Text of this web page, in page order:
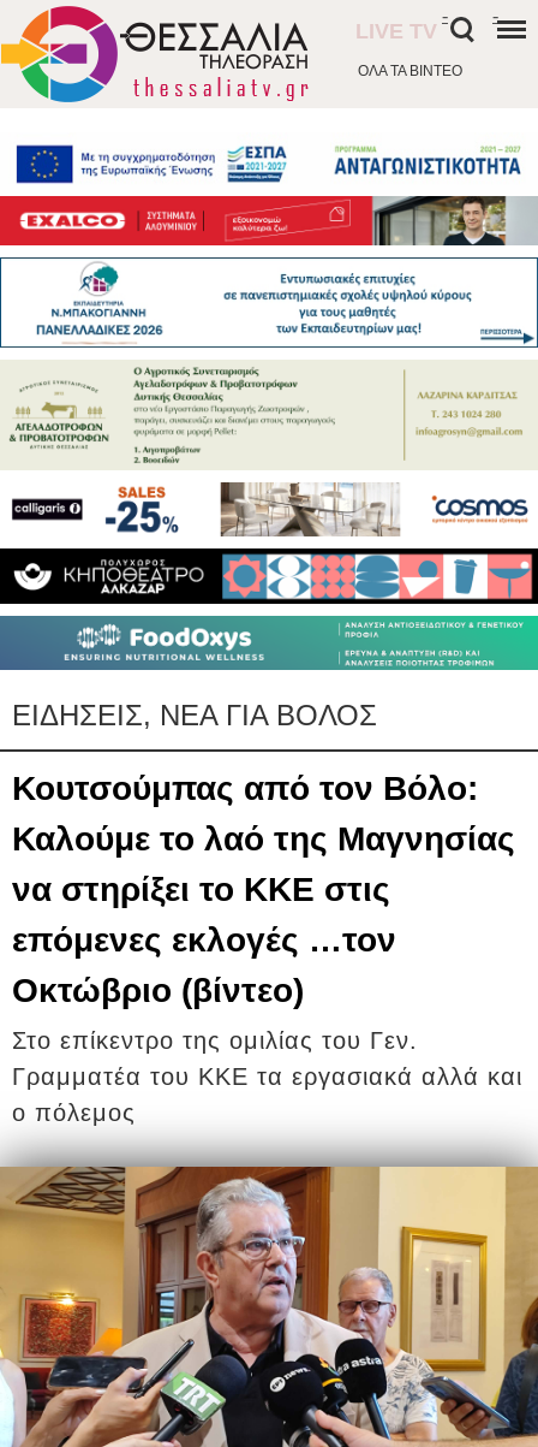
ΟΛΑ ΤΑ ΒΙΝΤΕΟ
LIVE TV
- -
ΕΙΔΗΣΕΙΣ, ΝΕΑ ΓΙΑ ΒΟΛΟΣ
Κουτσούμπας από τον Βόλο:
Καλούμε το λαό της Μαγνησίας
να στηρίξει το ΚΚΕ στις
επόμενες εκλογές …τον
Οκτώβριο (βίντεο)
Στο επίκεντρο της ομιλίας του Γεν.
Γραμματέα του ΚΚΕ τα εργασιακά αλλά και
ο πόλεμος